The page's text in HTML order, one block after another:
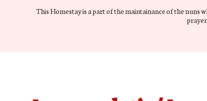
This Homestay is a part of the maintainance of the